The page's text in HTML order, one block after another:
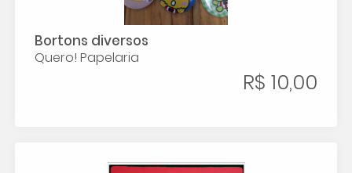
Bortons diversos
Quero! Papelaria
R$ 10,00